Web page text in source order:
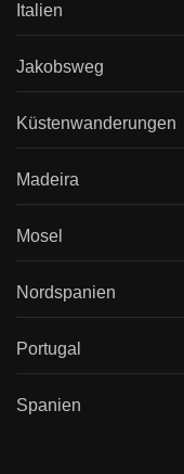
Italien
Jakobsweg
Küstenwanderungen
Madeira
Mosel
Nordspanien
Portugal
Spanien